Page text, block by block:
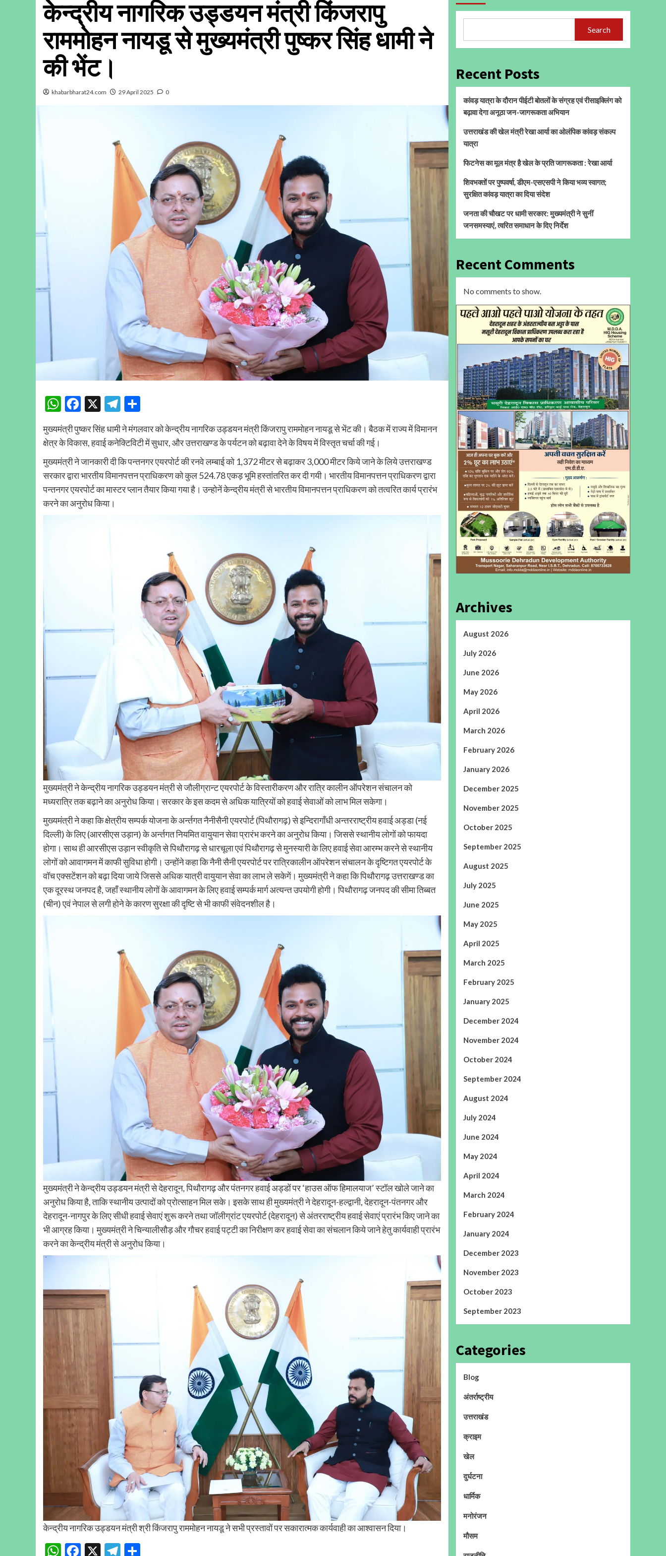
केन्द्रीय नागरिक उड्डयन मंत्री किंजरापु
राममोहन नायडू से मुख्यमंत्री पुष्कर सिंह धामी ने
की भेंट।
khabarbharat24.com 29 April 2025 0
WhatsApp
Facebook
X Telegram
मुख्यमंत्री पुष्कर सिंह धामी ने मंगलवार को केन्द्रीय नागरिक उड्डयन मंत्री किंजरापु राममोहन नायडू से भेंट की। बैठक में राज्य में विमानन
क्षेत्र के विकास, हवाई कनेक्टिविटी में सुधार, और उत्तराखण्ड के पर्यटन को बढ़ावा देने के विषय में विस्तृत चर्चा की गई।
मुख्यमंत्री ने जानकारी दी कि पन्तनगर एयरपोर्ट की रनवे लम्बाई को 1,372 मीटर से बढ़ाकर 3,000 मीटर किये जाने के लिये उत्तराखण्ड
सरकार द्वारा भारतीय विमानपत्तन प्राधिकरण को कुल 524.78 एकड़ भूमि हस्तांतरित कर दी गयी। भारतीय विमानपत्तन प्राधिकरण द्वारा
पन्तनगर एयरपोर्ट का मास्टर प्लान तैयार किया गया है। उन्होनें केन्द्रीय मंत्री से भारतीय विमानपत्तन प्राधिकरण को तत्वरित कार्य प्रारंभ
करने का अनुरोध किया।
मुख्यमंत्री ने केन्द्रीय नागरिक उड्डयन मंत्री से जौलीग्रान्ट एयरपोर्ट के विस्तारीकरण और रात्रि कालीन ऑपरेशन संचालन को
मध्यरात्रि तक बढ़ाने का अनुरोध किया। सरकार के इस कदम से अधिक यात्रियों को हवाई सेवाओं को लाभ मिल सकेगा।
मुख्यमंत्री ने कहा कि क्षेत्रीय सम्पर्क योजना के अर्न्तगत नैनीसैनी एयरपोर्ट (पिथौरागढ़) से इन्दिरागाँधी अन्तरराष्ट्रीय हवाई अड्डा (नई
दिल्ली) के लिए (आरसीएस उड़ान) के अर्न्तगत नियमित वायुयान सेवा प्रारंभ करने का अनुरोध किया। जिससे स्थानीय लोगों को फायदा
होगा। साथ ही आरसीएस उड़ान स्वीकृति से पिथौरागढ़ से धारचूला एवं पिथौरागढ़ से मुनस्यारी के लिए हवाई सेवा आरम्भ करने से स्थानीय
लोगों को आवागमन में काफी सुविधा होगी। उन्होंने कहा कि नैनी सैनी एयरपोर्ट पर रात्रिकालीन ऑपरेशन संचालन के दृष्टिगत एयरपोर्ट के
वॉच एक्सटेंशन को बढ़ा दिया जाये जिससे अधिक यात्री वायुयान सेवा का लाभ ले सकेगें। मुख्यमंत्री ने कहा कि पिथौरागढ़ उत्तराखण्ड का
एक दूरस्थ जनपद है, जहाँ स्थानीय लोगों के आवागमन के लिए हवाई सम्पर्क मार्ग अत्यन्त उपयोगी होगी। पिथौरागढ़ जनपद की सीमा तिब्बत
(चीन) एवं नेपाल से लगी होने के कारण सुरक्षा की दृष्टि से भी काफी संवेदनशील है।
मुख्यमंत्री ने केन्द्रीय उड्डयन मंत्री से देहरादून, पिथौरागढ़ और पंतनगर हवाई अड्डों पर ‘हाउस ऑफ हिमालयाज’ स्टॉल खोले जाने का
अनुरोध किया है, ताकि स्थानीय उत्पादों को प्रोत्साहन मिल सके। इसके साथ ही मुख्यमंत्री ने देहरादून-हल्द्वानी, देहरादून-पंतनगर और
देहरादून-नागपुर के लिए सीधी हवाई सेवाएं शुरू करने तथा जॉलीग्रांट एयरपोर्ट (देहरादून) से अंतरराष्ट्रीय हवाई सेवाएं प्रारंभ किए जाने का
भी आग्रह किया। मुख्यमंत्री ने चिन्यालीसौड़ और गौचर हवाई पट्टी का निरीक्षण कर हवाई सेवा का संचलान किये जाने हेतु कार्यवाही प्रारंभ
करने का केन्द्रीय मंत्री से अनुरोध किया।
केन्द्रीय नागरिक उड्डयन मंत्री श्री किंजरापु राममोहन नायडू ने सभी प्रस्तावों पर सकारात्मक कार्यवाही का आश्वासन दिया।
WhatsApp
Facebook
X Telegram
Search
Recent Posts
कांवड़ यात्रा के दौरान पीईटी बोतलों के संग्रह एवं रीसाइक्लिंग को
बढ़ावा देगा अनूठा जन-जागरूकता अभियान
उत्तराखंड की खेल मंत्री रेखा आर्या का ओलंपिक कांवड़ संकल्प
यात्रा
फिटनेस का मूल मंत्र है खेल के प्रति जागरूकता : रेखा आर्या
शिवभक्तों पर पुष्पवर्षा, डीएम-एसएसपी ने किया भव्य स्वागत;
सुरक्षित कांवड़ यात्रा का दिया संदेश
जनता की चौखट पर धामी सरकार: मुख्यमंत्री ने सुनीं
जनसमस्याएं, त्वरित समाधान के दिए निर्देश
Recent Comments
No comments to show.
Archives
August 2026
July 2026
June 2026
May 2026
April 2026
March 2026
February 2026
January 2026
December 2025
November 2025
October 2025
September 2025
August 2025
July 2025
June 2025
May 2025
April 2025
March 2025
February 2025
January 2025
December 2024
November 2024
October 2024
September 2024
August 2024
July 2024
June 2024
May 2024
April 2024
March 2024
February 2024
January 2024
December 2023
November 2023
October 2023
September 2023
Categories
Blog
अंतर्राष्ट्रीय
उत्तराखंड
क्राइम
खेल
दुर्घटना
धार्मिक
मनोरंजन
मौसम